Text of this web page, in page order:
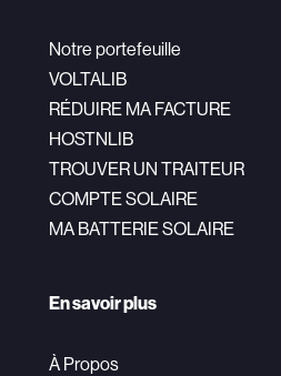
Notre portefeuille
VOLTALIB
RÉDUIRE MA FACTURE
HOSTNLIB
TROUVER UN TRAITEUR
COMPTE SOLAIRE
MA BATTERIE SOLAIRE
En savoir plus
À Propos